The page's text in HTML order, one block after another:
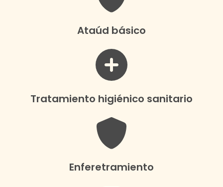
Ataúd básico
Tratamiento higiénico sanitario
Enferetramiento